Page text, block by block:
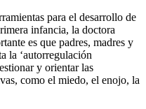
para el desarrollo de
infancia, la doctora
es que padres, madres y
la ‘autorregulación
y orientar las
como el miedo, el enojo, la